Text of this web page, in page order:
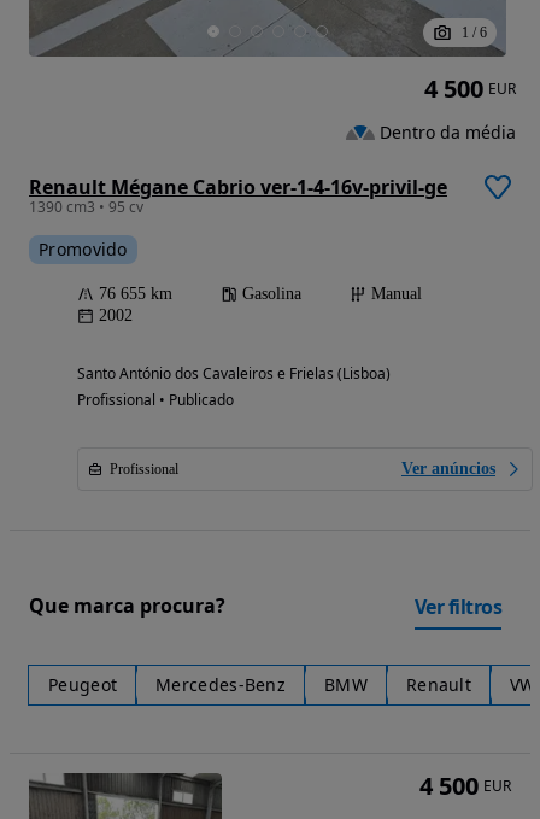
1 / 6
Renault Mégane Cabrio ver-1-4-16v-privil-ge
1390 cm3 • 95 cv
Promovido
76 655 km Gasolina
Manual
2002
Santo António dos Cavaleiros e Frielas (Lisboa)
Profissional • Publicado
Profissional Ver anúncios
4 500 EUR
Dentro da média
Que marca procura? Ver filtros
Peugeot Mercedes-Benz BMW Renault VW
4 500 EUR